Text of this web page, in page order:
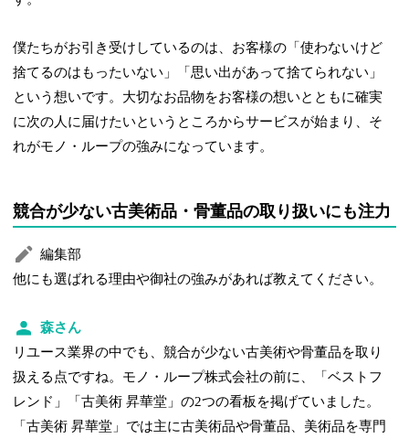
僕たちがお引き受けしているのは、お客様の「使わないけど
捨てるのはもったいない」「思い出があって捨てられない」
という想いです。大切なお品物をお客様の想いとともに確実
に次の人に届けたいというところからサービスが始まり、そ
れがモノ・ループの強みになっています。
競合が少ない古美術品・骨董品の取り扱いにも注力
編集部
他にも選ばれる理由や御社の強みがあれば教えてください。
森さん
リユース業界の中でも、競合が少ない古美術や骨董品を取り
扱える点ですね。モノ・ループ株式会社の前に、「ベストフ
レンド」「古美術 昇華堂」の2つの看板を掲げていました。
「古美術 昇華堂」では主に古美術品や骨董品、美術品を専門